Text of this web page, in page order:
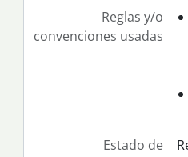
Reglas y/o
convenciones usadas
Estado de